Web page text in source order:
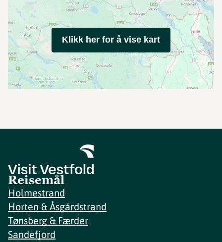
Klikk her for å vise kart
Reisemål
Holmestrand
Horten & Åsgårdstrand
Tønsberg & Færder
Sandefjord